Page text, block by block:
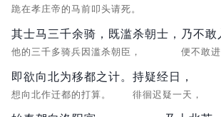
跪在孝庄帝的马前叩头请死。
其士马三千余骑，既滥杀朝士，
他的三千多骑兵因滥杀朝臣，
乃不敢
便不敢
即欲向北为移都之计。
想向北作迁都的打算。
持疑经日，
徘徊迟疑一天，